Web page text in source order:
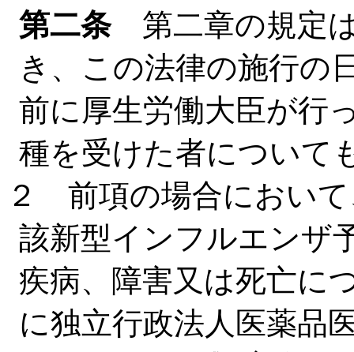
第二条第二章の規定は
き、この法律の施行の
前に厚生労働大臣が行
種を受けた者について
２ 前項の場合におい
該新型インフルエンザ
疾病、障害又は死亡に
に独立行政法人医薬品